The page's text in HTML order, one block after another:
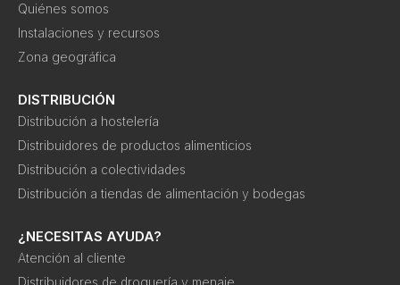
Quiénes somos
Instalaciones y recursos
Zona geográfica
DISTRIBUCIÓN
Distribución a hostelería
Distribuidores de productos alimenticios
Distribución a colectividades
Distribución a tiendas de alimentación y bodegas
¿NECESITAS AYUDA?
Atención al cliente